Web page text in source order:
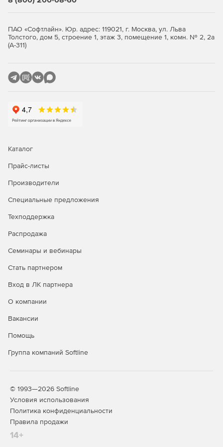
Встроенная SQL-консоль.
Поддерживает заметки dBaseIII в DBF Import Wizard.
фактические значения данных, которые хранятся в
базе данных MySQL.
Автоматическое переподключение к MySQL серверу.
Поддержка автоматического завершения кода в
находятся в той же связи.
Поддержка формирования длины строк и ширины
столбцов в сетке таблицы.
Системные требования:
Server 2003, Server 2008, Windows 7; Mac OS X 10.4
Оперативная память: 256 Мб.
Свободное дисковое пространство: 65 Мб
ПАО «Софтлайн». Юр. адрес: 119021, г. Москва, ул. Льва
Толстого, дом 5, строение 1, этаж 3, помещение 1, комн. № 2, 2а
(А-311)
Каталог
Прайс-листы
Производители
Специальные предложения
Техподдержка
Распродажа
Семинары и вебинары
Стать партнером
Вход в ЛК партнера
О компании
Вакансии
Помощь
Группа компаний Softline
© 1993—2026 Softline
Условия использования
Политика конфиденциальности
Правила продажи
14+